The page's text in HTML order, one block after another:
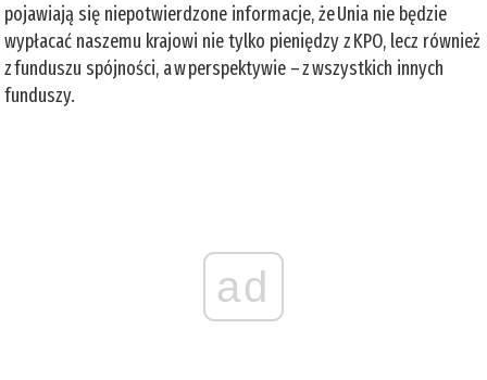
pojawiają się niepotwierdzone informacje, że Unia nie będzie
wypłacać naszemu krajowi nie tylko pieniędzy z KPO, lecz również
z funduszu spójności, a w perspektywie – z wszystkich innych
funduszy.
ad